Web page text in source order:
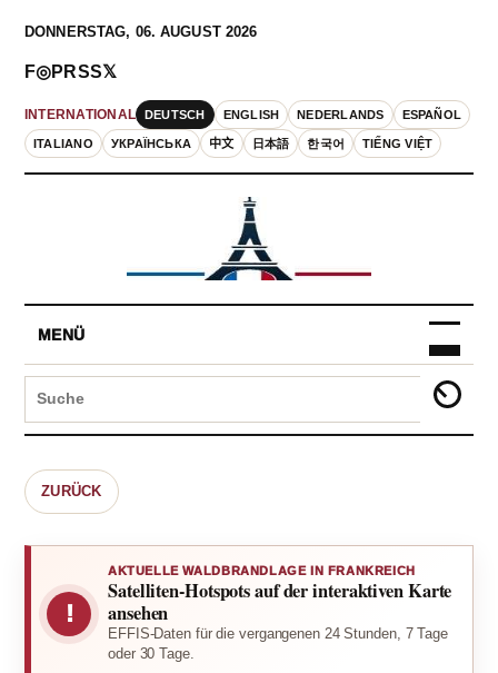
DONNERSTAG, 06. AUGUST 2026
INTERNATIONAL DEUTSCH ENGLISH NEDERLANDS ESPAÑOL
ITALIANO УКРАЇНСЬКА 中文 日本語 한국어 TIẾNG VIỆT
F◎PRSS𝕏
MENÜ
ZURÜCK
!
AKTUELLE WALDBRANDLAGE IN FRANKREICH
Satelliten-Hotspots auf der interaktiven Karte
ansehen
EFFIS-Daten für die vergangenen 24 Stunden, 7 Tage
oder 30 Tage.